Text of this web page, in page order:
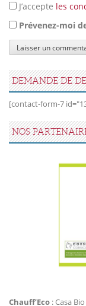
J’accepte les
Prévenez-moi
DEMANDE DE
[contact-form-7
NOS
Chauff’Eco : Casa